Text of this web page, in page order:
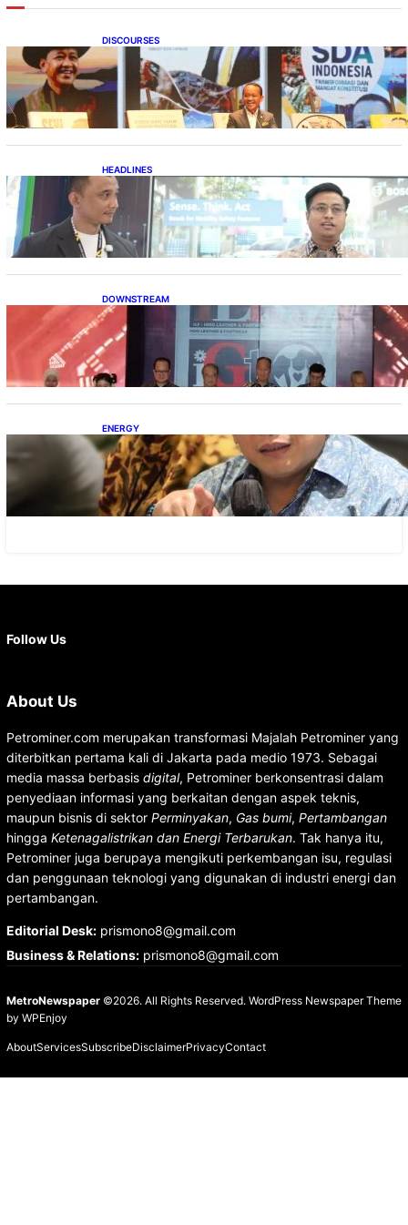
DISCOURSES
Bahlil Luncurkan 10 Buku Rekam Jejak
Kepemimpinan dan Kebijakan
HEADLINES
Teknologi Keselamatan, Penentu Baru
Persaingan Industri Otomotif
DOWNSTREAM
Terbuka, Peluang Usaha bagi IKM Alas Kaki
Lokal
ENERGY
IESR: Kepemimpinan Terpadu jadi Kunci
Percepatan PLTS 100 GW
Follow Us
About Us
Petrominer.com merupakan transformasi Majalah Petrominer yang
diterbitkan pertama kali di Jakarta pada medio 1973. Sebagai
media massa berbasis digital, Petrominer berkonsentrasi dalam
penyediaan informasi yang berkaitan dengan aspek teknis,
maupun bisnis di sektor Perminyakan, Gas bumi, Pertambangan
hingga Ketenagalistrikan dan Energi Terbarukan. Tak hanya itu,
Petrominer juga berupaya mengikuti perkembangan isu, regulasi
dan penggunaan teknologi yang digunakan di industri energi dan
pertambangan.
Editorial Desk:prismono8@gmail.com
Business & Relations:prismono8@gmail.com
MetroNewspaper©2026. All Rights Reserved. WordPress Newspaper Theme
by WPEnjoy
AboutServicesSubscribeDisclaimerPrivacyContact